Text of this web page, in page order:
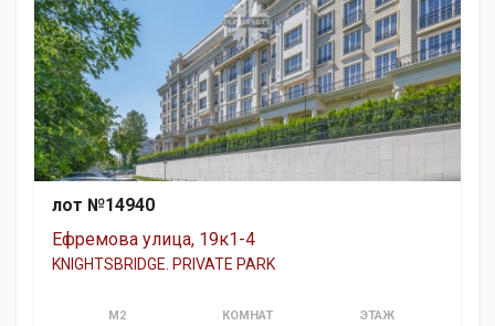
лот №14940
Ефремова улица, 19к1-4
KNIGHTSBRIDGE. PRIVATE PARK
М2 КОМНАТ ЭТАЖ